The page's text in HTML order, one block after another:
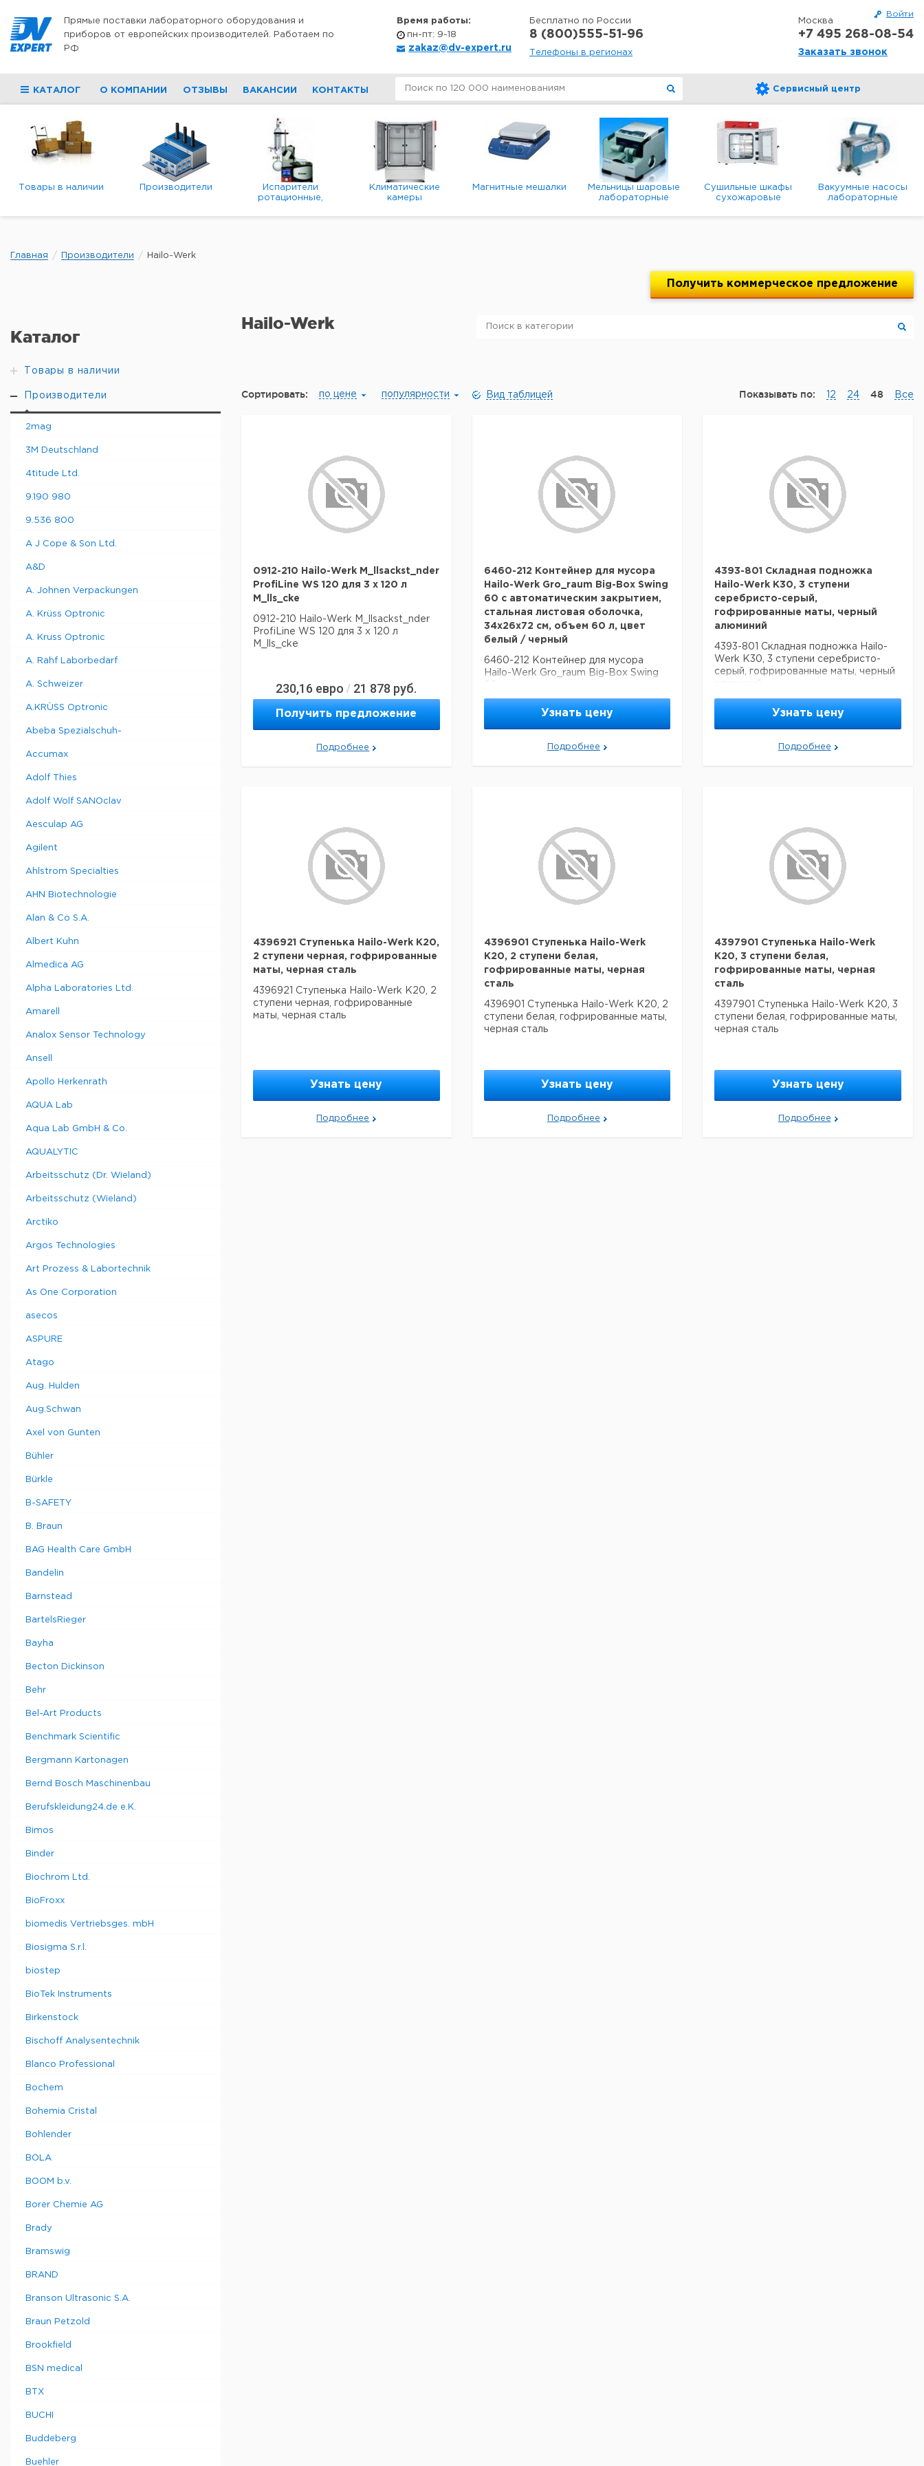
Войти
Прямые поставки лабораторного оборудования и
приборов от европейских производителей. Работаем по
РФ
Время работы:
пн-пт: 9-18
zakaz@dv-expert.ru
Бесплатно по России
8 (800)555-51-96
Телефоны в регионах
Москва
+7 495 268-08-54
Заказать звонок
КАТАЛОГ О КОМПАНИИ ОТЗЫВЫ ВАКАНСИИ КОНТАКТЫ Сервисный центр
Товары в наличии Производители
Испарители
ротационные,
вакуумные
Климатические
камеры
Магнитные мешалки
Мельницы шаровые
лабораторные
Сушильные шкафы
сухожаровые
Вакуумные насосы
лабораторные
мембранные
Главная Производители Hailo-Werk
Получить коммерческое предложение
Каталог
Товары в наличии
Производители
2mag
3M Deutschland
4titude Ltd.
9.190 980
9.536 800
A J Cope & Son Ltd.
A&D
A. Johnen Verpackungen
A. Krüss Optronic
A. Kruss Optronic
A. Rahf Laborbedarf
A. Schweizer
A.KRÜSS Optronic
Abeba Spezialschuh-
Accumax
Adolf Thies
Adolf Wolf SANOclav
Aesculap AG
Agilent
Ahlstrom Specialties
AHN Biotechnologie
Alan & Co S.A.
Albert Kuhn
Almedica AG
Alpha Laboratories Ltd.
Amarell
Analox Sensor Technology
Ansell
Apollo Herkenrath
AQUA Lab
Aqua Lab GmbH & Co.
AQUALYTIC
Arbeitsschutz (Dr. Wieland)
Arbeitsschutz (Wieland)
Arctiko
Argos Technologies
Art Prozess & Labortechnik
As One Corporation
asecos
ASPURE
Atago
Aug. Hulden
Aug.Schwan
Axel von Gunten
Bühler
Bürkle
B-SAFETY
B. Braun
BAG Health Care GmbH
Bandelin
Barnstead
BartelsRieger
Bayha
Becton Dickinson
Behr
Bel-Art Products
Benchmark Scientific
Bergmann Kartonagen
Bernd Bosch Maschinenbau
Berufskleidung24.de e.K.
Bimos
Binder
Biochrom Ltd.
BioFroxx
biomedis Vertriebsges. mbH
Biosigma S.r.l.
biostep
BioTek Instruments
Birkenstock
Bischoff Analysentechnik
Blanco Professional
Bochem
Bohemia Cristal
Bohlender
BOLA
BOOM b.v.
Borer Chemie AG
Brady
Bramswig
BRAND
Branson Ultrasonic S.A.
Braun Petzold
Brookfield
BSN medical
BTX
BUCHI
Buddeberg
Buehler
Hailo-Werk
Сортировать: по цене популярности Вид таблицей Показывать по: 12 24 48 Все
0912-210 Hailo-Werk M_llsackst_nder
ProfiLine WS 120 для 3 х 120 л
M_lls_cke
0912-210 Hailo-Werk M_llsackst_nder
ProfiLine WS 120 для 3 х 120 л
M_lls_cke
230,16 евро / 21 878 руб.
Получить предложение
Подробнее
6460-212 Контейнер для мусора
Hailo-Werk Gro_raum Big-Box Swing
60 с автоматическим закрытием,
стальная листовая оболочка,
34x26x72 см, объем 60 л, цвет
белый / черный
6460-212 Контейнер для мусора
Hailo-Werk Gro_raum Big-Box Swing
стальная листовая оболочка,
34x26x72 см, объем 60 л, цвет белый
Узнать цену
Подробнее
4393-801 Складная подножка
Hailo-Werk K30, 3 ступени
серебристо-серый,
гофрированные маты, черный
алюминий
4393-801 Складная подножка Hailo-
Werk K30, 3 ступени серебристо-
серый, гофрированные маты, черный
Узнать цену
Подробнее
4396921 Ступенька Hailo-Werk K20,
2 ступени черная, гофрированные
маты, черная сталь
4396921 Ступенька Hailo-Werk K20, 2
ступени черная, гофрированные
маты, черная сталь
Узнать цену
Подробнее
4396901 Ступенька Hailo-Werk
K20, 2 ступени белая,
гофрированные маты, черная
сталь
4396901 Ступенька Hailo-Werk K20, 2
ступени белая, гофрированные маты,
черная сталь
Узнать цену
Подробнее
4397901 Ступенька Hailo-Werk
K20, 3 ступени белая,
гофрированные маты, черная
сталь
4397901 Ступенька Hailo-Werk K20, 3
ступени белая, гофрированные маты,
черная сталь
Узнать цену
Подробнее